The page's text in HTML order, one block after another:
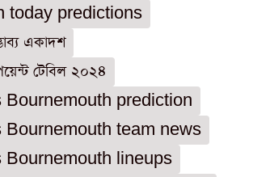
today predictions
একাদশ
টেবিল ২০২৪
Bournemouth prediction
Bournemouth team news
Bournemouth lineups